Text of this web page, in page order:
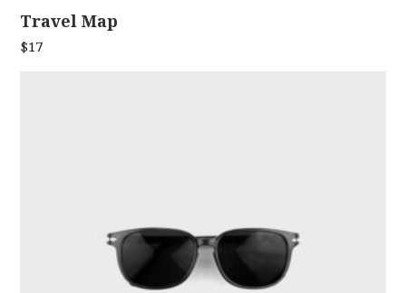
Travel Map
$17